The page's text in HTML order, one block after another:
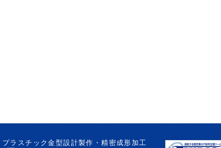
プラスチック金型設計製作・精密成形加工